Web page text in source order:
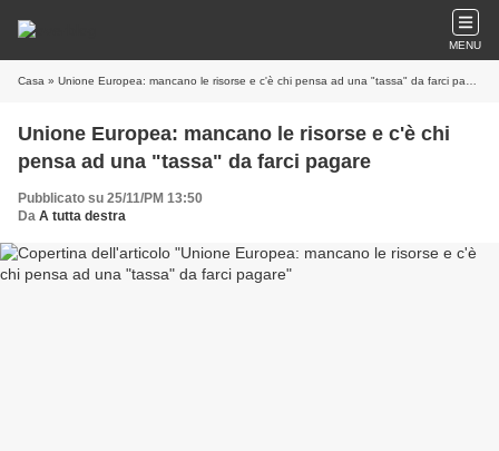
MENU
Casa » Unione Europea: mancano le risorse e c'è chi pensa ad una "tassa" da farci pagare
Unione Europea: mancano le risorse e c'è chi
pensa ad una "tassa" da farci pagare
Pubblicato su 25/11/PM 13:50
Da A tutta destra